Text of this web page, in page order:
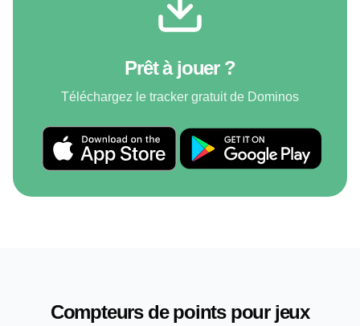
Prêt à jouer ?
Téléchargez le tracker gratuit de Dominos
Compteurs de points pour jeux